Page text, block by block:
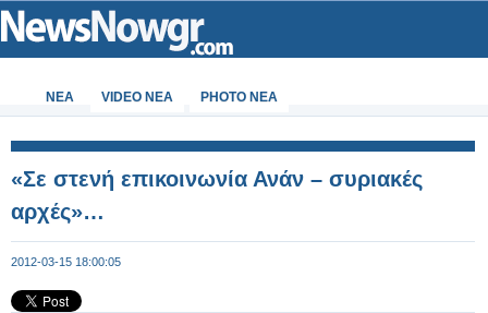
ΝΕΑ VIDEO NEA PHOTO NEA
«Σε στενή επικοινωνία Ανάν – συριακές
αρχές»…
2012-03-15 18:00:05